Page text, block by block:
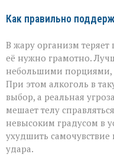
Как правильно
В жару организм теряет
её нужно грамотно.
небольшими
При этом алкоголь в
выбор, а реальная
мешает телу
невысоким градусом в
ухудшить
удара.